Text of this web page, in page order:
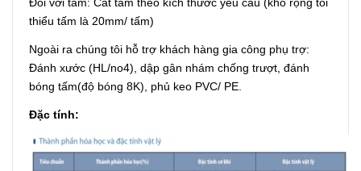
thiểu tấm là 20mm/ tấm)
Ngoài ra chúng tôi hỗ trợ khách hàng gia công phụ trợ:
Đánh xước (HL/no4), dập gân nhám chống trượt, đánh
bóng tấm(độ bóng 8K), phủ keo PVC/ PE.
Đặc tính: